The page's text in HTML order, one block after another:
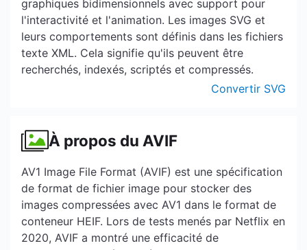
graphiques bidimensionnels avec support pour
l'interactivité et l'animation. Les images SVG et
leurs comportements sont définis dans les fichiers
texte XML. Cela signifie qu'ils peuvent être
recherchés, indexés, scriptés et compressés.
Convertir SVG
À propos du AVIF
AV1 Image File Format (AVIF) est une spécification
de format de fichier image pour stocker des
images compressées avec AV1 dans le format de
conteneur HEIF. Lors de tests menés par Netflix en
2020, AVIF a montré une efficacité de